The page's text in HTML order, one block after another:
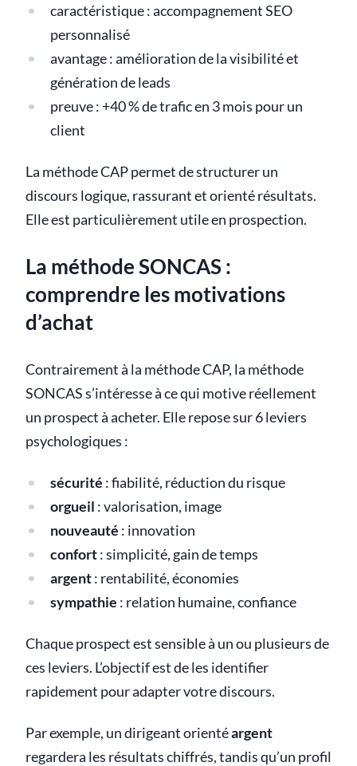
caractéristique : accompagnement SEO
personnalisé
avantage : amélioration de la visibilité et
génération de leads
preuve : +40 % de trafic en 3 mois pour un
client
La méthode CAP permet de structurer un
discours logique, rassurant et orienté résultats.
Elle est particulièrement utile en prospection.
La méthode SONCAS :
comprendre les motivations
d’achat
Contrairement à la méthode CAP, la méthode
SONCAS s’intéresse à ce qui motive réellement
un prospect à acheter. Elle repose sur 6 leviers
psychologiques :
sécurité : fiabilité, réduction du risque
orgueil : valorisation, image
nouveauté : innovation
confort: simplicité, gain de temps
argent: rentabilité, économies
sympathie : relation humaine, confiance
Chaque prospect est sensible à un ou plusieurs de
ces leviers. L’objectif est de les identifier
rapidement pour adapter votre discours.
Par exemple, un dirigeant orientéargent
regardera les résultats chiffrés, tandis qu’un profil